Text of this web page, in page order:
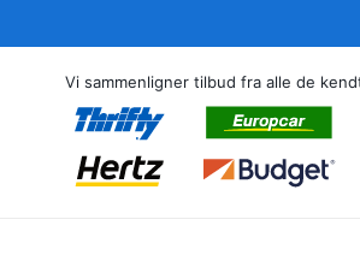
Vi sammenligner tilbud fra alle de